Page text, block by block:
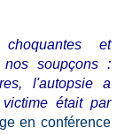
et
nos soupçons :
l'autopsie a
était par
en conférence